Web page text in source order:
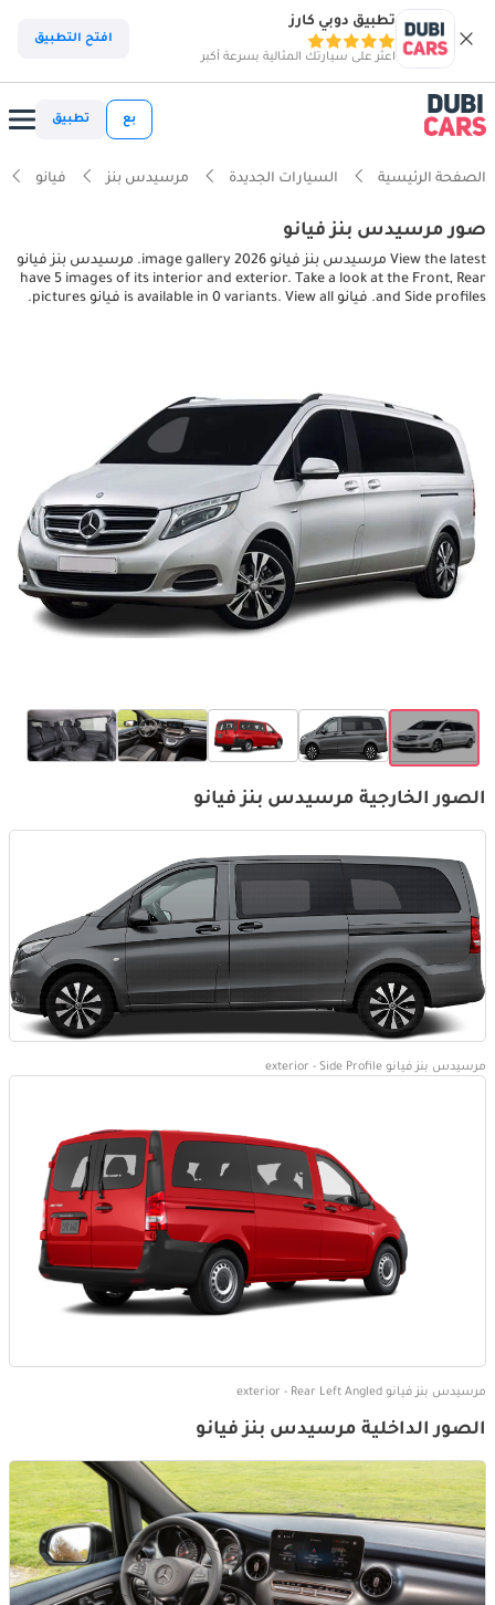
تطبيق دوبي كارز
اعثر على سيارتك المثالية بسرعة أكبر
افتح التطبيق
بع تطبيق
الصفحة الرئيسية السيارات الجديدة مرسيدس بنز فيانو
صور مرسيدس بنز فيانو
View the latest مرسيدس بنز فيانو 2026 image gallery. مرسيدس بنز فيانو
have 5 images of its interior and exterior. Take a look at the Front, Rear
and Side profiles. فيانو is available in 0 variants. View all فيانو pictures.
الصور الخارجية مرسيدس بنز فيانو
مرسيدس بنز فيانو exterior - Side Profile
مرسيدس بنز فيانو exterior - Rear Left Angled
الصور الداخلية مرسيدس بنز فيانو